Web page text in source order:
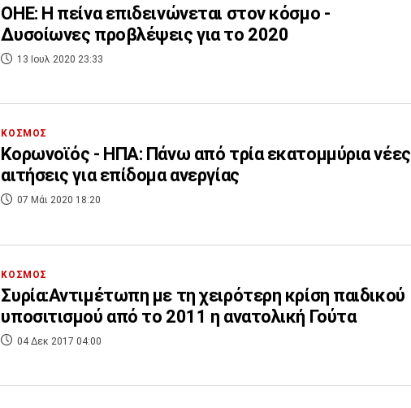
ΟΗΕ: Η πείνα επιδεινώνεται στον κόσμο -
Δυσοίωνες προβλέψεις για το 2020
13 Ιουλ 2020 23:33
ΚΟΣΜΟΣ
Κορωνοϊός - ΗΠΑ: Πάνω από τρία εκατομμύρια νέες
αιτήσεις για επίδομα ανεργίας
07 Μάι 2020 18:20
ΚΟΣΜΟΣ
Συρία:Αντιμέτωπη με τη χειρότερη κρίση παιδικού
υποσιτισμού από το 2011 η ανατολική Γούτα
04 Δεκ 2017 04:00